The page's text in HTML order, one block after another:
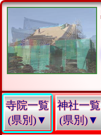
寺院一覧
(県別)▼
神社一覧
(県別)▼